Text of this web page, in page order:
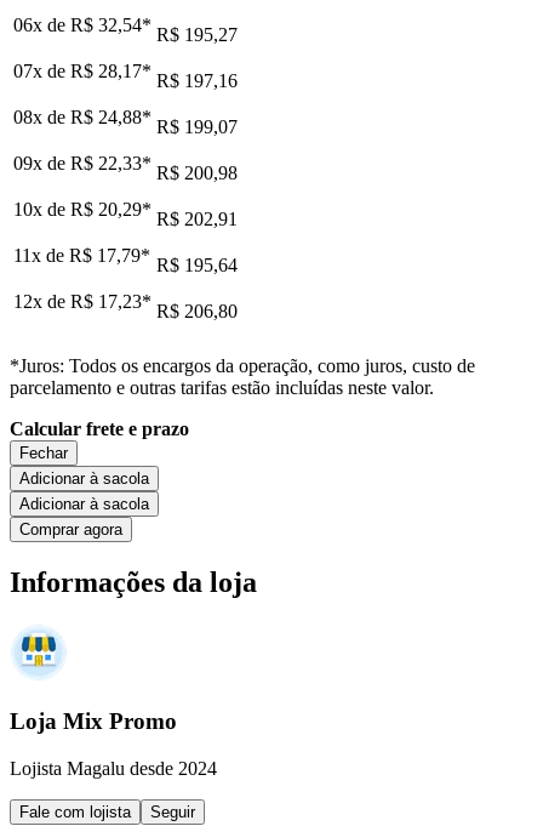
06x de R$ 32,54* R$ 195,27
07x de R$ 28,17* R$ 197,16
08x de R$ 24,88* R$ 199,07
09x de R$ 22,33* R$ 200,98
10x de R$ 20,29* R$ 202,91
11x de R$ 17,79* R$ 195,64
12x de R$ 17,23* R$ 206,80
*Juros: Todos os encargos da operação, como juros, custo de
parcelamento e outras tarifas estão incluídas neste valor.
Calcular frete e prazo
Fechar
Adicionar à sacola
Adicionar à sacola
Comprar agora
Informações da loja
Loja Mix Promo
Lojista Magalu desde 2024
Fale com lojista Seguir